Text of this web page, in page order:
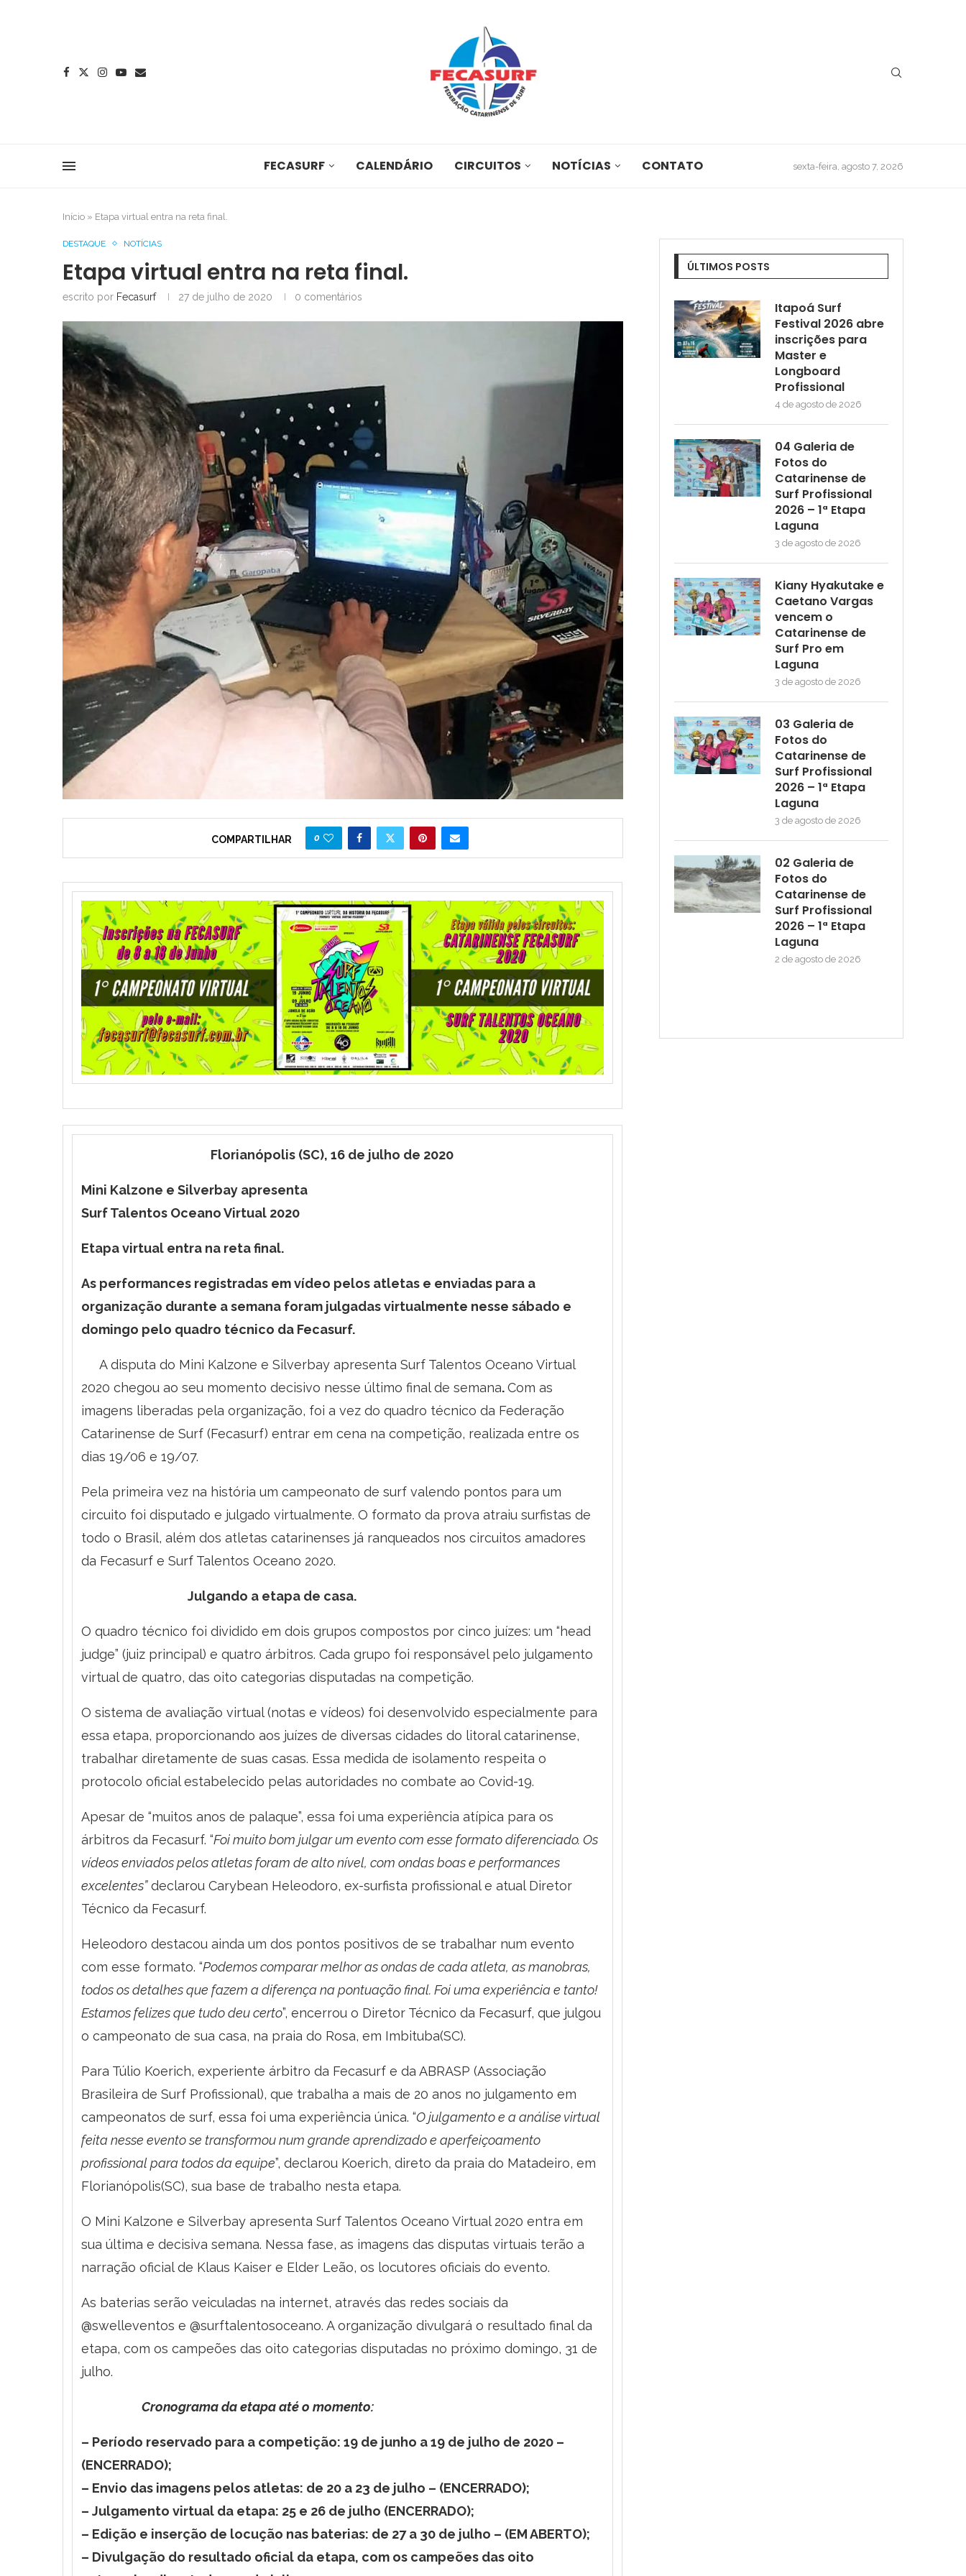
FECASURF CALENDÁRIO CIRCUITOS NOTÍCIAS CONTATO sexta-feira, agosto 7, 2026
Início » Etapa virtual entra na reta final.
DESTAQUE NOTÍCIAS
Etapa virtual entra na reta final.
escrito por Fecasurf 27 de julho de 2020 0 comentários
COMPARTILHAR 0
Florianópolis (SC), 16 de julho de 2020
Mini Kalzone e Silverbay apresenta
Surf Talentos Oceano Virtual 2020
Etapa virtual entra na reta final.
As performances registradas em vídeo pelos atletas e enviadas para a
organização durante a semana foram julgadas virtualmente nesse sábado e
domingo pelo quadro técnico da Fecasurf.
A disputa do Mini Kalzone e Silverbay apresenta Surf Talentos Oceano Virtual
2020 chegou ao seu momento decisivo nesse último final de semana.Com as
imagens liberadas pela organização, foi a vez do quadro técnico da Federação
Catarinense de Surf (Fecasurf) entrar em cena na competição, realizada entre os
dias 19/06 e 19/07.
Pela primeira vez na história um campeonato de surf valendo pontos para um
circuito foi disputado e julgado virtualmente. O formato da prova atraiu surfistas de
todo o Brasil, além dos atletas catarinenses já ranqueados nos circuitos amadores
da Fecasurf e Surf Talentos Oceano 2020.
Julgando a etapa de casa.
O quadro técnico foi dividido em dois grupos compostos por cinco juízes: um “head
judge” (juiz principal) e quatro árbitros. Cada grupo foi responsável pelo julgamento
virtual de quatro, das oito categorias disputadas na competição.
O sistema de avaliação virtual (notas e vídeos) foi desenvolvido especialmente para
essa etapa, proporcionando aos juízes de diversas cidades do litoral catarinense,
trabalhar diretamente de suas casas. Essa medida de isolamento respeita o
protocolo oficial estabelecido pelas autoridades no combate ao Covid-19.
Apesar de “muitos anos de palaque”, essa foi uma experiência atípica para os
árbitros da Fecasurf. “Foi muito bom julgar um evento com esse formato diferenciado. Os
vídeos enviados pelos atletas foram de alto nível, com ondas boas e performances
excelentes”declarou Carybean Heleodoro, ex-surfista profissional e atual Diretor
Técnico da Fecasurf.
Heleodoro destacou ainda um dos pontos positivos de se trabalhar num evento
com esse formato. “Podemos comparar melhor as ondas de cada atleta, as manobras,
todos os detalhes que fazem a diferença na pontuação final. Foi uma experiência e tanto!
Estamos felizes que tudo deu certo”, encerrou o Diretor Técnico da Fecasurf, que julgou
o campeonato de sua casa, na praia do Rosa, em Imbituba(SC).
Para Túlio Koerich, experiente árbitro da Fecasurf e da ABRASP (Associação
Brasileira de Surf Profissional), que trabalha a mais de 20 anos no julgamento em
campeonatos de surf, essa foi uma experiência única. “O julgamento e a análise virtual
feita nesse evento se transformou num grande aprendizado e aperfeiçoamento
profissional para todos da equipe”, declarou Koerich, direto da praia do Matadeiro, em
Florianópolis(SC), sua base de trabalho nesta etapa.
O Mini Kalzone e Silverbay apresenta Surf Talentos Oceano Virtual 2020 entra em
sua última e decisiva semana. Nessa fase, as imagens das disputas virtuais terão a
narração oficial de Klaus Kaiser e Elder Leão, os locutores oficiais do evento.
As baterias serão veiculadas na internet, através das redes sociais da
@swelleventos e @surftalentosoceano. A organização divulgará o resultado final da
etapa, com os campeões das oito categorias disputadas no próximo domingo, 31 de
julho.
Cronograma da etapa até o momento:
– Período reservado para a competição: 19 de junho a 19 de julho de 2020 –
(ENCERRADO);
– Envio das imagens pelos atletas: de 20 a 23 de julho – (ENCERRADO);
– Julgamento virtual da etapa: 25 e 26 de julho (ENCERRADO);
– Edição e inserção de locução nas baterias: de 27 a 30 de julho – (EM ABERTO);
– Divulgação do resultado oficial da etapa, com os campeões das oito
ÚLTIMOS POSTS
Itapoá Surf
Festival 2026 abre
inscrições para
Master e
Longboard
Profissional
4 de agosto de 2026
04 Galeria de
Fotos do
Catarinense de
Surf Profissional
2026 – 1ª Etapa
Laguna
3 de agosto de 2026
Kiany Hyakutake e
Caetano Vargas
vencem o
Catarinense de
Surf Pro em
Laguna
3 de agosto de 2026
03 Galeria de
Fotos do
Catarinense de
Surf Profissional
2026 – 1ª Etapa
Laguna
3 de agosto de 2026
02 Galeria de
Fotos do
Catarinense de
Surf Profissional
2026 – 1ª Etapa
Laguna
2 de agosto de 2026